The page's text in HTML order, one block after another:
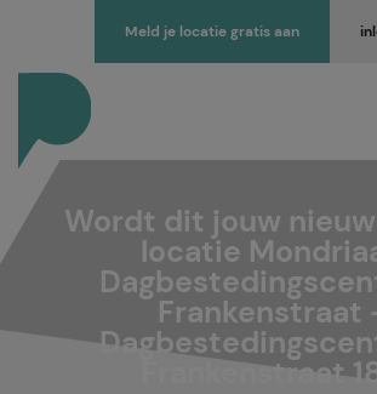
Meld je locatie gratis aan
Wordt dit jouw
locatie
Frankenstraat
Frankenstraat